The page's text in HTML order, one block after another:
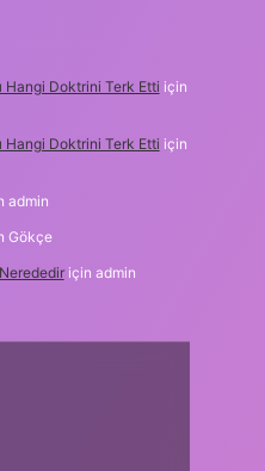
Hangi Doktrini Terk Etti için
Hangi Doktrini Terk Etti için
admin
Gökçe
için admin